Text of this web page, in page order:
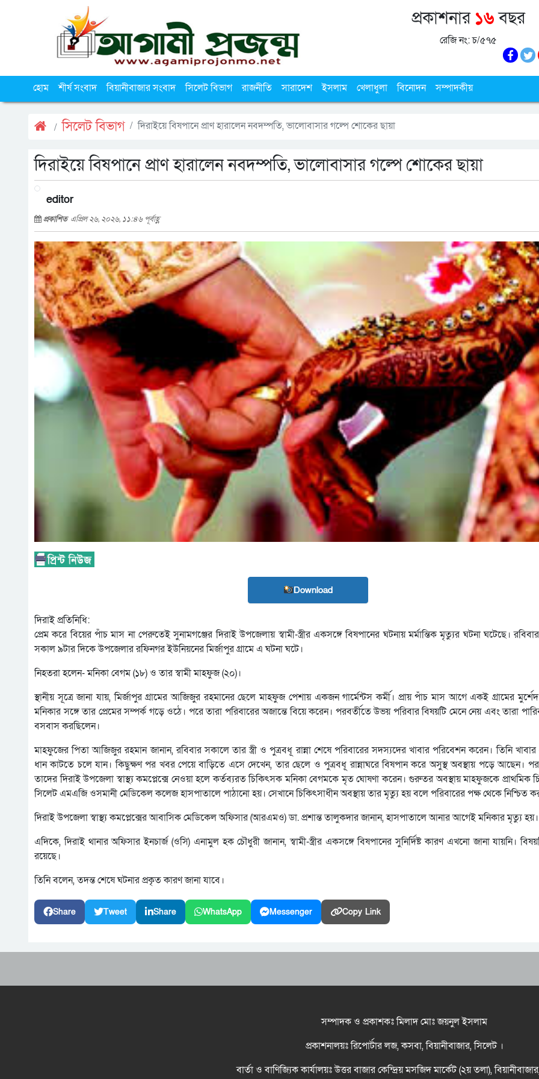
প্রকাশনার ১৬বছর
রেজি নং: চ/৫৭৫
হোম শীর্ষ সংবাদ বিয়ানীবাজার সংবাদ সিলেট বিভাগ রাজনীতি সারাদেশ ইসলাম খেলাধুলা বিনোদন সম্পাদকীয়
সিলেট বিভাগ দিরাইয়ে বিষপানে প্রাণ হারালেন নবদম্পতি, ভালোবাসার গল্পে শোকের ছায়া
দিরাইয়ে বিষপানে প্রাণ হারালেন নবদম্পতি, ভালোবাসার গল্পে শোকের ছায়া
editor
প্রকাশিত এপ্রিল ২৬, ২০২৬, ১১:৪৬ পূর্বাহ্ণ
Download
দিরাই প্রতিনিধি:
প্রেম করে বিয়ের পাঁচ মাস না পেরুতেই সুনামগঞ্জের দিরাই উপজেলায় স্বামী-স্ত্রীর একসঙ্গে বিষপানের ঘটনায় মর্মান্তিক মৃত্যুর ঘটনা ঘটেছে।
সকাল ৯টার দিকে উপজেলার রফিনগর ইউনিয়নের মির্জাপুর গ্রামে এ ঘটনা ঘটে।
নিহতরা হলেন- মনিকা বেগম (১৮) ও তার স্বামী মাহফুজ (২০)।
স্থানীয় সূত্রে জানা যায়, মির্জাপুর গ্রামের আজিজুর রহমানের ছেলে মাহফুজ পেশায় একজন গার্মেন্টস কর্মী। প্রায় পাঁচ মাস আগে একই গ্রামের
মনিকার সঙ্গে তার প্রেমের সম্পর্ক গড়ে ওঠে। পরে তারা পরিবারের অজান্তে বিয়ে করেন। পরবর্তীতে উভয় পরিবার বিষয়টি মেনে নেয় এবং তারা
বসবাস করছিলেন।
মাহফুজের পিতা আজিজুর রহমান জানান, রবিবার সকালে তার স্ত্রী ও পুত্রবধূ রান্না শেষে পরিবারের সদস্যদের খাবার পরিবেশন করেন। তিনি
ধান কাটতে চলে যান। কিছুক্ষণ পর খবর পেয়ে বাড়িতে এসে দেখেন, তার ছেলে ও পুত্রবধূ রান্নাঘরে বিষপান করে অসুস্থ অবস্থায় পড়ে আছেন।
তাদের দিরাই উপজেলা স্বাস্থ্য কমপ্লেক্সে নেওয়া হলে কর্তব্যরত চিকিৎসক মনিকা বেগমকে মৃত ঘোষণা করেন। গুরুতর অবস্থায় মাহফুজকে প্রাথমিক
সিলেট এমএজি ওসমানী মেডিকেল কলেজ হাসপাতালে পাঠানো হয়। সেখানে চিকিৎসাধীন অবস্থায় তার মৃত্যু হয় বলে পরিবারের পক্ষ থেকে নিশ্চিত
দিরাই উপজেলা স্বাস্থ্য কমপ্লেক্সের আবাসিক মেডিকেল অফিসার (আরএমও) ডা. প্রশান্ত তালুকদার জানান, হাসপাতালে আনার আগেই মনিকার মৃত্যু হয়।
এদিকে, দিরাই থানার অফিসার ইনচার্জ (ওসি) এনামুল হক চৌধুরী জানান, স্বামী-স্ত্রীর একসঙ্গে বিষপানের সুনির্দিষ্ট কারণ এখনো জানা যায়নি।
রয়েছে।
তিনি বলেন, তদন্ত শেষে ঘটনার প্রকৃত কারণ জানা যাবে।
Share Tweet Share WhatsApp Messenger Copy Link
সম্পাদক ও প্রকাশকঃ মিলাদ মোঃ জয়নুল ইসলাম
প্রকাশনালয়ঃ রিপোর্টার লজ, কসবা, বিয়ানীবাজার, সিলেট ।
বার্তা ও বাণিজ্যিক কার্যালয়ঃ উত্তর বাজার কেন্দ্রিয় মসজিদ মার্কেট (২য় তলা),